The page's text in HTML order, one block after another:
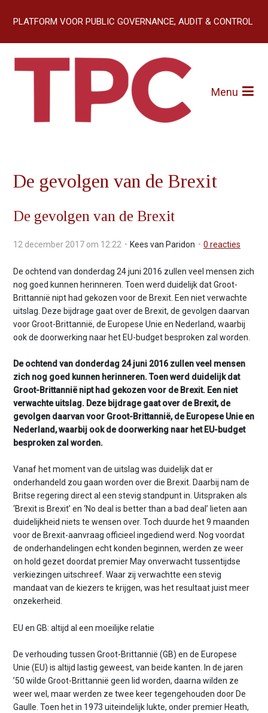
l
u
p
p
slogan:
PLATFORM VOOR PUBLIC GOVERNANCE, AUDIT & CONTROL
Menu
De gevolgen van de Brexit
De gevolgen van de Brexit
12 december 2017 om 12:22 Kees van Paridon 0 reacties
De ochtend van donderdag 24 juni 2016 zullen veel mensen zich
nog goed kunnen herinneren. Toen werd duidelijk dat Groot-
Brittannië nipt had gekozen voor de Brexit. Een niet verwachte
uitslag. Deze bijdrage gaat over de Brexit, de gevolgen daarvan
voor Groot-Brittannië, de Europese Unie en Nederland, waarbij
ook de doorwerking naar het EU-budget besproken zal worden.
De ochtend van donderdag 24 juni 2016 zullen veel mensen
zich nog goed kunnen herinneren. Toen werd duidelijk dat
Groot-Brittannië nipt had gekozen voor de Brexit. Een niet
verwachte uitslag. Deze bijdrage gaat over de Brexit, de
gevolgen daarvan voor Groot-Brittannië, de Europese Unie en
Nederland, waarbij ook de doorwerking naar het EU-budget
besproken zal worden.
Vanaf het moment van de uitslag was duidelijk dat er
onderhandeld zou gaan worden over die Brexit. Daarbij nam de
Britse regering direct al een stevig standpunt in. Uitspraken als
‘Brexit is Brexit’ en ‘No deal is better than a bad deal’ lieten aan
duidelijkheid niets te wensen over. Toch duurde het 9 maanden
voor de Brexit-aanvraag officieel ingediend werd. Nog voordat
de onderhandelingen echt konden beginnen, werden ze weer
on hold gezet doordat premier May onverwacht tussentijdse
verkiezingen uitschreef. Waar zij verwachtte een stevig
mandaat van de kiezers te krijgen, was het resultaat juist meer
onzekerheid.
EU en GB: altijd al een moeilijke relatie
De verhouding tussen Groot-Brittannië (GB) en de Europese
Unie (EU) is altijd lastig geweest, van beide kanten. In de jaren
’50 wilde Groot-Brittannië geen lid worden, daarna wilden ze
weer wel, maar werden ze twee keer tegengehouden door De
Gaulle. Toen het in 1973 uiteindelijk lukte, onder premier Heath,
Artikelen
Over TPC
Abonneren